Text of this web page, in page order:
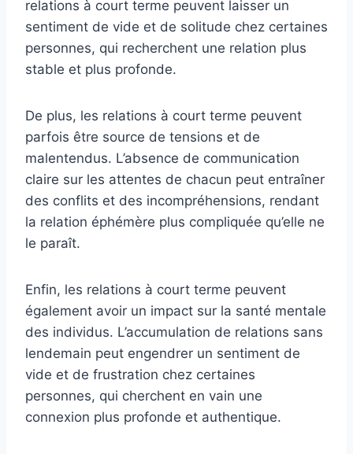
relations à court terme peuvent laisser un
sentiment de vide et de solitude chez certaines
personnes, qui recherchent une relation plus
stable et plus profonde.
De plus, les relations à court terme peuvent
parfois être source de tensions et de
malentendus. L’absence de communication
claire sur les attentes de chacun peut entraîner
des conflits et des incompréhensions, rendant
la relation éphémère plus compliquée qu’elle ne
le paraît.
Enfin, les relations à court terme peuvent
également avoir un impact sur la santé mentale
des individus. L’accumulation de relations sans
lendemain peut engendrer un sentiment de
vide et de frustration chez certaines
personnes, qui cherchent en vain une
connexion plus profonde et authentique.